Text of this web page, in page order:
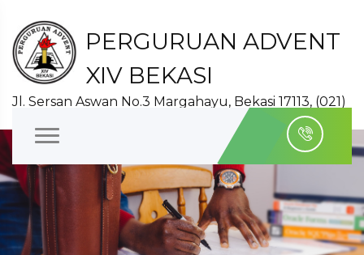
PERGURUAN ADVENT
XIV BEKASI
Jl. Sersan Aswan No.3 Margahayu, Bekasi 17113, (021)